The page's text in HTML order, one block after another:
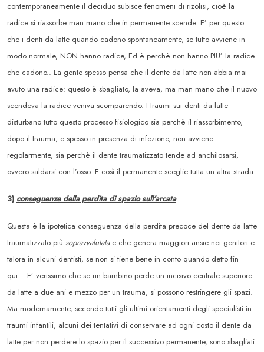
contemporaneamente il deciduo subisce fenomeni di rizolisi, cioè la
radice si riassorbe man mano che in permanente scende. E’ per questo
che i denti da latte quando cadono spontaneamente, se tutto avviene in
modo normale, NON hanno radice, Ed è perchè non hanno PIU’ la radice
che cadono.. La gente spesso pensa che il dente da latte non abbia mai
avuto una radice: questo è sbagliato, la aveva, ma man mano che il nuovo
scendeva la radice veniva scomparendo. I traumi sui denti da latte
disturbano tutto questo processo fisiologico sia perchè il riassorbimento,
dopo il trauma, e spesso in presenza di infezione, non avviene
regolarmente, sia perchè il dente traumatizzato tende ad anchilosarsi,
ovvero saldarsi con l’osso. E così il permanente sceglie tutta un altra strada.
3) conseguenze della perdita di spazio sull’arcata
Questa è la ipotetica conseguenza della perdita precoce del dente da latte
traumatizzato più sopravvalutatae che genera maggiori ansie nei genitori e
talora in alcuni dentisti, se non si tiene bene in conto quando detto fin
qui… E’ verissimo che se un bambino perde un incisivo centrale superiore
da latte a due ani e mezzo per un trauma, si possono restringere gli spazi.
Ma modernamente, secondo tutti gli ultimi orientamenti degli specialisti in
traumi infantili, alcuni dei tentativi di conservare ad ogni costo il dente da
latte per non perdere lo spazio per il successivo permanente, sono sbagliati